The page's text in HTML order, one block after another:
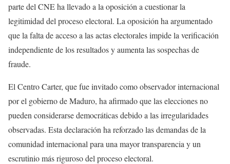
parte del CNE ha llevado a la oposición a cuestionar la
legitimidad del proceso electoral. La oposición ha argumentado
que la falta de acceso a las actas electorales impide la verificación
independiente de los resultados y aumenta las sospechas de
fraude.
El Centro Carter, que fue invitado como observador internacional
por el gobierno de Maduro, ha afirmado que las elecciones no
pueden considerarse democráticas debido a las irregularidades
observadas. Esta declaración ha reforzado las demandas de la
comunidad internacional para una mayor transparencia y un
escrutinio más riguroso del proceso electoral.